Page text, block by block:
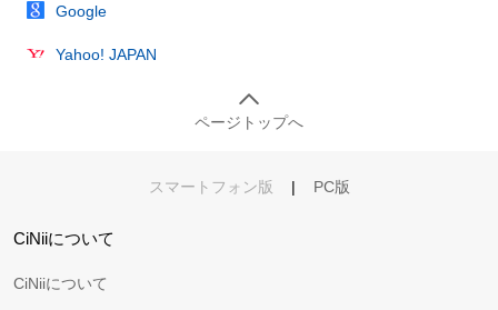
Google
Yahoo! JAPAN
ページトップへ
スマートフォン版 | PC版
CiNiiについて
CiNiiについて